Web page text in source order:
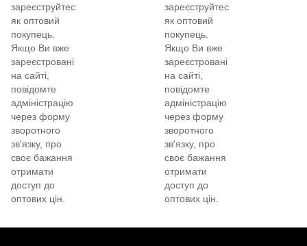
зареєструйтеся
як оптовий
покупець.
Якщо Ви вже
зареєстровані
на сайті,
повідомте
адміністрацію
через форму
зворотного
зв'язку, про
своє бажання
отримати
доступ до
оптових цін.
зареєструйтеся
як оптовий
покупець.
Якщо Ви вже
зареєстровані
на сайті,
повідомте
адміністрацію
через форму
зворотного
зв'язку, про
своє бажання
отримати
доступ до
оптових цін.